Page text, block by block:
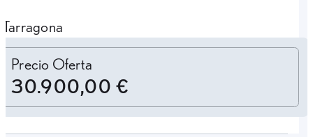
Tarragona
Precio Oferta
30.900,00 €